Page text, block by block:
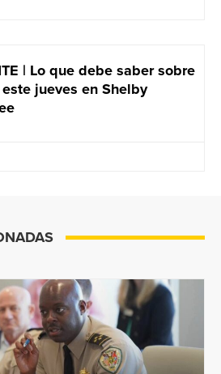
| Lo que debe saber sobre
jueves en Shelby